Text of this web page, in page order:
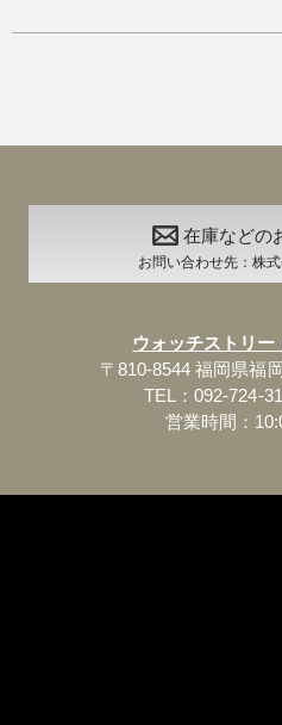
在庫などの
お問い合わせ先：株
ウォッチストリ
〒810-8544 福岡県福
TEL：092-724-
営業時間：